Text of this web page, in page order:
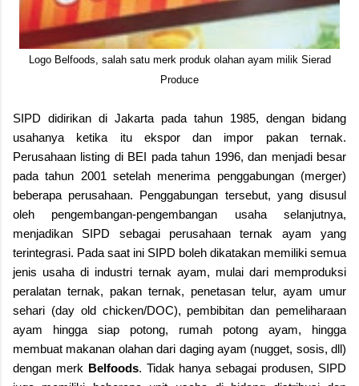
Logo Belfoods, salah satu merk produk olahan ayam milik Sierad
Produce
SIPD didirikan di Jakarta pada tahun 1985, dengan bidang
usahanya ketika itu ekspor dan impor pakan ternak.
Perusahaan listing di BEI pada tahun 1996, dan menjadi besar
pada tahun 2001 setelah menerima penggabungan (merger)
beberapa perusahaan. Penggabungan tersebut, yang disusul
oleh pengembangan-pengembangan usaha selanjutnya,
menjadikan SIPD sebagai perusahaan ternak ayam yang
terintegrasi. Pada saat ini SIPD boleh dikatakan memiliki semua
jenis usaha di industri ternak ayam, mulai dari memproduksi
peralatan ternak, pakan ternak, penetasan telur, ayam umur
sehari (day old chicken/DOC), pembibitan dan pemeliharaan
ayam hingga siap potong, rumah potong ayam, hingga
membuat makanan olahan dari daging ayam (nugget, sosis, dll)
dengan merk Belfoods. Tidak hanya sebagai produsen, SIPD